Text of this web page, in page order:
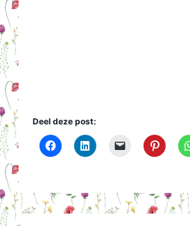
Deel deze post: